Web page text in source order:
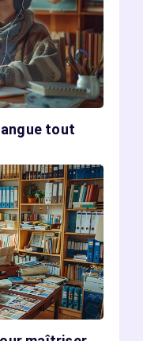
tout